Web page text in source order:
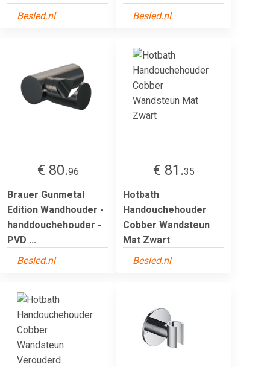
Besled.nl Besled.nl
€ 80.96
Brauer Gunmetal
Edition Wandhouder -
handdouchehouder -
PVD ...
Besled.nl
€ 81.35
Hotbath
Handouchehouder
Cobber Wandsteun
Mat Zwart
Besled.nl